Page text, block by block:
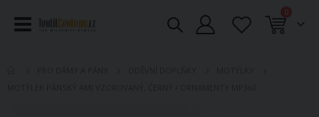
Košík
0položky